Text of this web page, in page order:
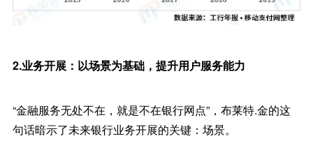
2.业务开展：以场景为基础，提升用户服务能力
“金融服务无处不在，就是不在银行网点”，布莱特.金的这
句话暗示了未来银行业务开展的关键：场景。